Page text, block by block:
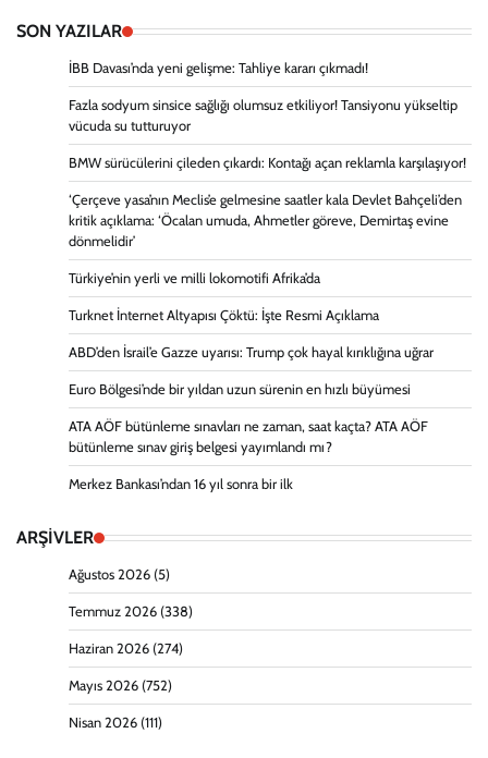
SON YAZILAR
İBB Davası’nda yeni gelişme: Tahliye kararı çıkmadı!
Fazla sodyum sinsice sağlığı olumsuz etkiliyor! Tansiyonu yükseltip
vücuda su tutturuyor
BMW sürücülerini çileden çıkardı: Kontağı açan reklamla karşılaşıyor!
‘Çerçeve yasa’nın Meclis’e gelmesine saatler kala Devlet Bahçeli’den
kritik açıklama: ‘Öcalan umuda, Ahmetler göreve, Demirtaş evine
dönmelidir’
Türkiye’nin yerli ve milli lokomotifi Afrika’da
Turknet İnternet Altyapısı Çöktü: İşte Resmi Açıklama
ABD’den İsrail’e Gazze uyarısı: Trump çok hayal kırıklığına uğrar
Euro Bölgesi’nde bir yıldan uzun sürenin en hızlı büyümesi
ATA AÖF bütünleme sınavları ne zaman, saat kaçta? ATA AÖF
bütünleme sınav giriş belgesi yayımlandı mı?
Merkez Bankası’ndan 16 yıl sonra bir ilk
ARŞİVLER
Ağustos 2026 (5)
Temmuz 2026 (338)
Haziran 2026 (274)
Mayıs 2026 (752)
Nisan 2026 (111)